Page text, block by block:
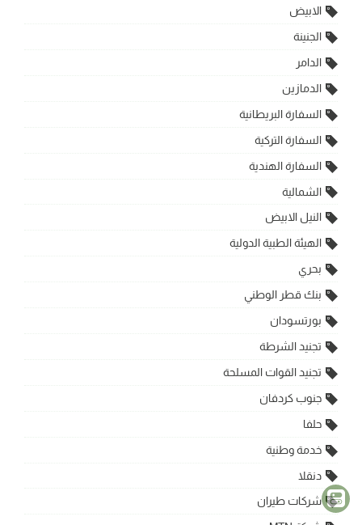
الابيض
الجنينة
الدامر
الدمازين
السفارة البريطانية
السفارة التركية
السفارة الهندية
الشمالية
النيل الابيض
الهيئة الطبية الدولية
بحري
بنك قطر الوطني
بورتسودان
تجنيد الشرطة
تجنيد القوات المسلحة
جنوب كردفان
حلفا
خدمة وطنية
دنقلا
شركات طيران